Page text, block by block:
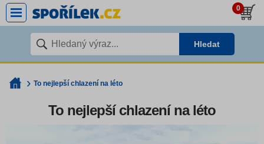
0
Hledat
To nejlepší chlazení na léto
To nejlepší chlazení na léto